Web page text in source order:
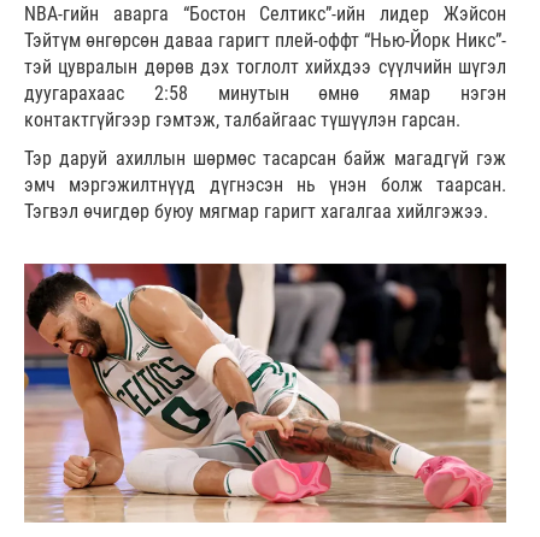
NBA-гийн аварга “Бостон Селтикс”-ийн лидер Жэйсон
Тэйтүм өнгөрсөн даваа гаригт плей-оффт “Нью-Йорк Никс”-
тэй цувралын дөрөв дэх тоглолт хийхдээ сүүлчийн шүгэл
дуугарахаас 2:58 минутын өмнө ямар нэгэн
контактгүйгээр гэмтэж, талбайгаас түшүүлэн гарсан.
Тэр даруй ахиллын шөрмөс тасарсан байж магадгүй гэж
эмч мэргэжилтнүүд дүгнэсэн нь үнэн болж таарсан.
Тэгвэл өчигдөр буюу мягмар гаригт хагалгаа хийлгэжээ.